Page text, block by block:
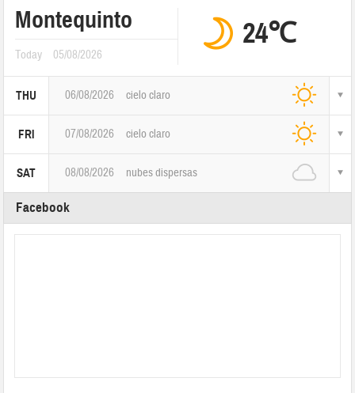
Montequinto
Today 05/08/2026
24℃
THU 06/08/2026 cielo claro
FRI 07/08/2026 cielo claro
SAT 08/08/2026 nubes dispersas
Facebook